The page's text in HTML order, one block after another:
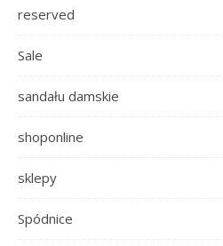
reserved
Sale
sandału damskie
shoponline
sklepy
Spódnice